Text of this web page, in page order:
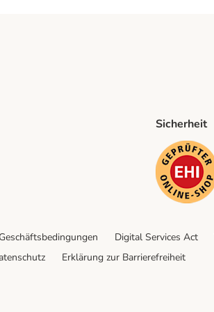
Method
Sicherheit
Digital Services Act
Erklärung zur Barrierefreiheit